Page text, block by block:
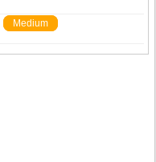
Medium